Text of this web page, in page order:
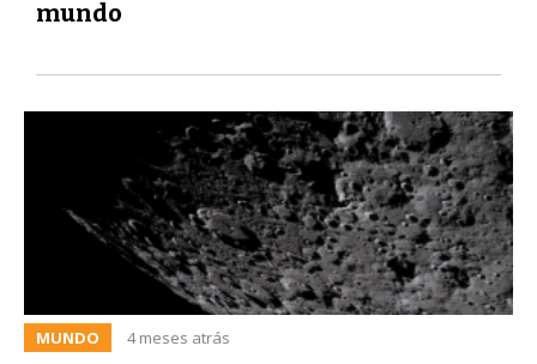
mundo
MUNDO 4 meses atrás